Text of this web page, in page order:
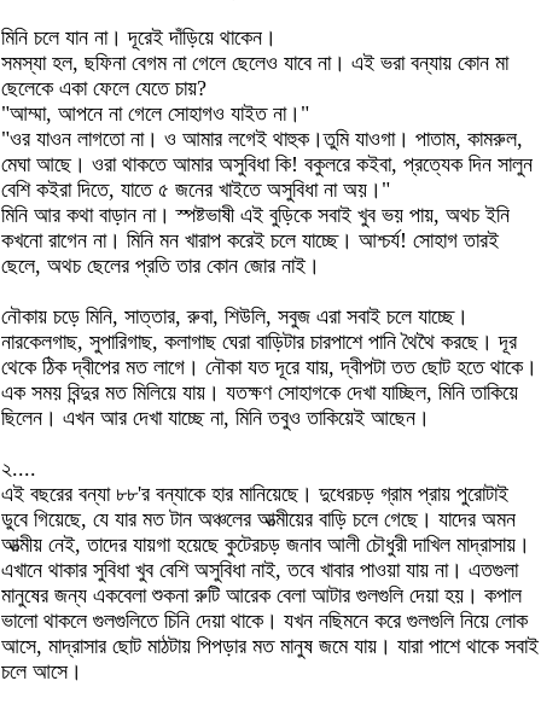
মিনি চলে যান না। দূরেই দাঁড়িয়ে থাকেন।
সমস্যা হল, ছফিনা বেগম না গেলে ছেলেও যাবে না। এই ভরা বন্যায় কোন মা
ছেলেকে একা ফেলে যেতে চায়?
"আম্মা, আপনে না গেলে সোহাগও যাইত না।"
"ওর যাওন লাগতো না। ও আমার লগেই থাহুক।তুমি যাওগা। পাতাম, কামরুল,
মেঘা আছে। ওরা থাকতে আমার অসুবিধা কি! বকুলরে কইবা, প্রত্যেক দিন সালুন
বেশি কইরা দিতে, যাতে ৫ জনের খাইতে অসুবিধা না অয়।"
মিনি আর কথা বাড়ান না। স্পষ্টভাষী এই বুড়িকে সবাই খুব ভয় পায়, অথচ ইনি
কখনো রাগেন না। মিনি মন খারাপ করেই চলে যাচ্ছে। আশ্চর্য! সোহাগ তারই
ছেলে, অথচ ছেলের প্রতি তার কোন জোর নাই।
নৌকায় চড়ে মিনি, সাত্তার, রুবা, শিউলি, সবুজ এরা সবাই চলে যাচ্ছে।
নারকেলগাছ, সুপারিগাছ, কলাগাছ ঘেরা বাড়িটার চারপাশে পানি থৈথৈ করছে। দূর
থেকে ঠিক দ্বীপের মত লাগে। নৌকা যত দূরে যায়, দ্বীপটা তত ছোট হতে থাকে।
এক সময় বিন্দুর মত মিলিয়ে যায়। যতক্ষণ সোহাগকে দেখা যাচ্ছিল, মিনি তাকিয়ে
ছিলেন। এখন আর দেখা যাচ্ছে না, মিনি তবুও তাকিয়েই আছেন।
২....
এই বছরের বন্যা ৮৮'র বন্যাকে হার মানিয়েছে। দুধেরচড় গ্রাম প্রায় পুরোটাই
ডুবে গিয়েছে, যে যার মত টান অঞ্চলের আত্মীয়ের বাড়ি চলে গেছে। যাদের অমন
আত্মীয় নেই, তাদের যায়গা হয়েছে কুটেরচড় জনাব আলী চৌধুরী দাখিল মাদ্রাসায়।
এখানে থাকার সুবিধা খুব বেশি অসুবিধা নাই, তবে খাবার পাওয়া যায় না। এতগুলা
মানুষের জন্য একবেলা শুকনা রুটি আরেক বেলা আটার গুলগুলি দেয়া হয়। কপাল
ভালো থাকলে গুলগুলিতে চিনি দেয়া থাকে। যখন নছিমনে করে গুলগুলি নিয়ে লোক
আসে, মাদ্রাসার ছোট মাঠটায় পিপড়ার মত মানুষ জমে যায়। যারা পাশে থাকে সবাই
চলে আসে।